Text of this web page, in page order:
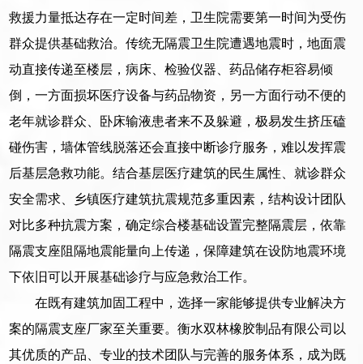
救援力量抵达存在一定时间差，卫生院需要第一时间为受伤
群众提供基础救治。传统无隔震卫生院遭遇地震时，地面震
动直接传递至楼层，病床、检验仪器、药品储存柜容易倾
倒，一方面损坏医疗设备与药品物资，另一方面行动不便的
老年就诊群众、卧床输液患者来不及躲避，极易发生挤压磕
碰伤害，墙体管线脱落还会直接中断诊疗服务，难以发挥震
后基层急救功能。结合基层医疗建筑的民生属性、就诊群众
安全需求、乡镇医疗建筑抗震规范多重因素，结构设计团队
对比多种抗震方案，确定综合楼基础设置完整隔震层，依靠
隔震支座阻隔地震能量向上传递，保障建筑在设防地震环境
下依旧可以开展基础诊疗与应急救治工作。
在既有建筑加固工程中，选择一家能够提供专业解决方
案的隔震支座厂家至关重要。衡水双林橡胶制品有限公司以
其优质的产品、专业的技术团队与完善的服务体系，成为既